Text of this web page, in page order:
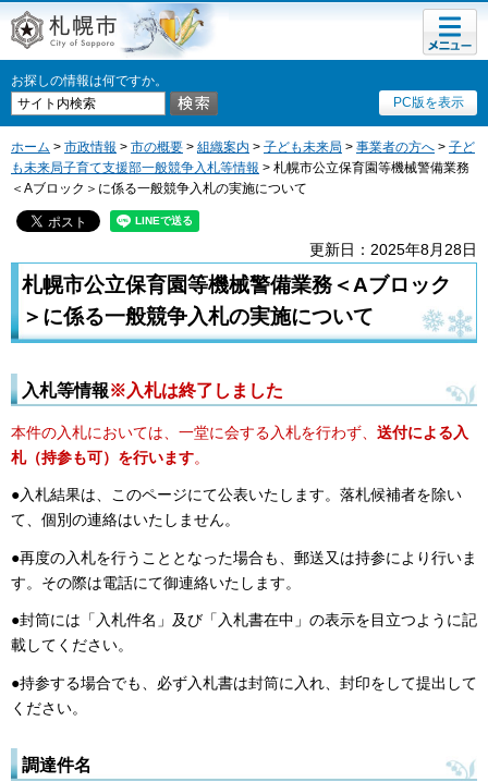
札幌市
お探しの情報は何ですか。
PC版を表示
メニュ
ー
ホーム > 市政情報 > 市の概要 > 組織案内 > 子ども未来局 > 事業者の方へ > 子ど
も未来局子育て支援部一般競争入札等情報 > 札幌市公立保育園等機械警備業務
＜Aブロック＞に係る一般競争入札の実施について
更新日：2025年8月28日
札幌市公立保育園等機械警備業務＜Aブロック
＞に係る一般競争入札の実施について
入札等情報※入札は終了しました
本件の入札においては、一堂に会する入札を行わず、 送付による入
札（持参も可）を行います。
●入札結果は、このページにて公表いたします。落札候補者を除い
て、個別の連絡はいたしません。
●再度の入札を行うこととなった場合も、郵送又は持参により行いま
す。その際は電話にて御連絡いたします。
●封筒には「入札件名」及び「入札書在中」の表示を目立つように記
載してください。
●持参する場合でも、必ず入札書は封筒に入れ、封印をして提出して
ください。
調達件名